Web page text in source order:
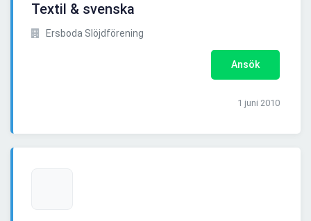
Textil & svenska
Ersboda Slöjdförening
Ansök
1 juni 2010